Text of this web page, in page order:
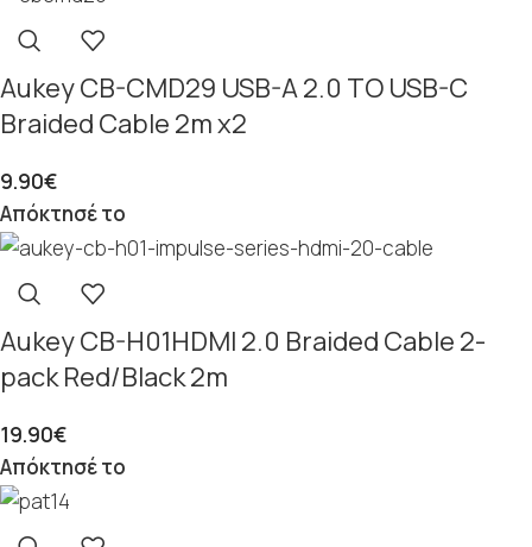
Aukey CB-CMD29 USB-A 2.0 TO USB-C
Braided Cable 2m x2
9.90€
Απόκτησέ το
Aukey CB-H01HDMI 2.0 Braided Cable 2-
pack Red/Black 2m
19.90€
Απόκτησέ το